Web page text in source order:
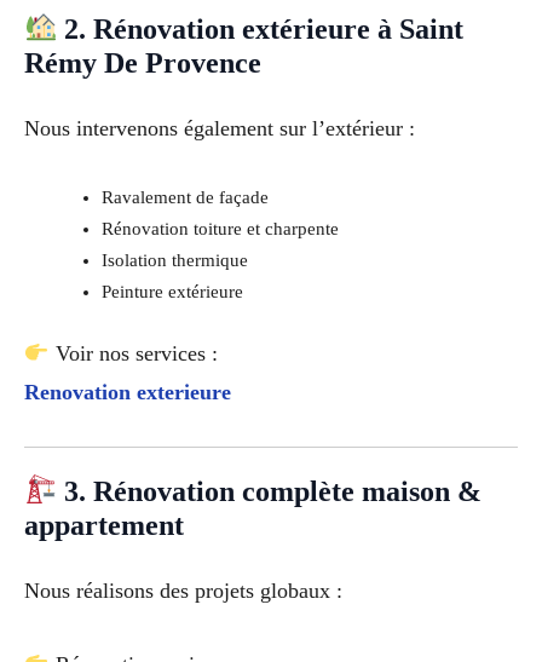
2. Rénovation extérieure à Saint
Rémy De Provence
Nous intervenons également sur l’extérieur :
Ravalement de façade
Rénovation toiture et charpente
Isolation thermique
Peinture extérieure
Voir nos services :
Renovation exterieure
3. Rénovation complète maison &
appartement
Nous réalisons des projets globaux :